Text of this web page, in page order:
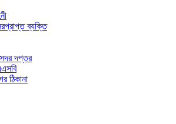
ব্যক্তি
দপ্তর
ঠিকানা